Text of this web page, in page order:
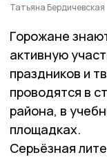
Татьяна Бердичевская
Горожане
активную
праздников и
проводятся в
района, в
площадках.
Серьёзная